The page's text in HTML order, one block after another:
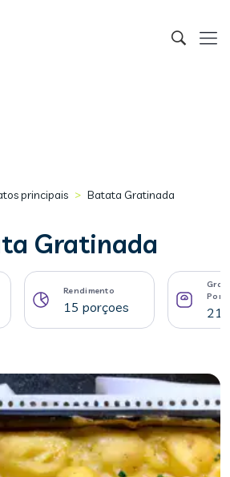
principais > Batata Gratinada
Gratinada
Rendimento
15 porçoes